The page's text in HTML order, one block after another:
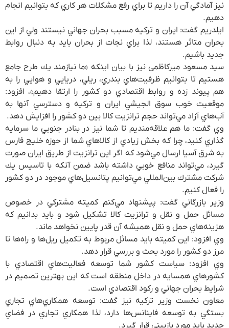
نيز آمادگي آن را داريم تا براي رفع مشكلات هر كاري كه بتوانيم انجام
دهيم.
ايلدريم گفت: ايران و تركيه مسبب بحران جهاني نيستند ولي از اين
بحران متاثر هستند، لذا براي نجات از بحران بايد به دنبال روابط
جديد باشيم.
سید مسعود میرکاظمی نیز با بیان اینکه «ما نيازمند يك طرح جامع
هستيم تا بتوانيم ظرفيت‌هاي بندري، ريلي، دريايي و هوايي را به
هم پيوند زده و روابط اقتصادي دو كشور را ارتقا دهيم»، افزود:
موقعيت خوب سوق الجيشي ايران و تركيه و دسترسي آنها به
آب‌هاي آزاد مي‌تواند حجم ترانزيت كالا بين دو كشور را افزايش دهد.
وي گفت‌: ما هم علاقه‌منديم تا شما نيز در بنادر جنوبي ما سرمايه
گذاري كنيد، چرا كه بخش زيادي از كالاهاي شما از حوزه خليج فارس
به شرق آسيا ارسال مي‌شود كه اگر اين ترانزيت از طريق ايران صورت
گيرد، مي‌تواند منافع خوبي داشته باشد ضمن آنكه با تاسيس يك
شركت مشترك بين‌المللي مي‌توانيم پتانسيل‌هاي موجود در دو كشور
را فعال كنيم.
وزير بازرگاني گفت: پيشنهاد مي‌كنم كميته مشتركي در خصوص
مسائل حمل و نقل و ترانزيت كالا تشكيل شود و بايد بدانيم كه
هزينه‌هاي حمل و نقل هميشه آن قدر پايين نخواهد ماند.
وي افزود: اين كميته بايد مسائل مربوط به تكميل ريل‌ها و راه‌ها تا
مرز دو كشور را مورد بحث و بررسي قرار دهد.
وي افزود: سياست كشور شما توسعه فعاليت‌هاي اقتصادي با
كشورهاي همسايه در داخل منطقه است كه اين بهترين تصميم در
شرايط بحران جهاني و ركود اقتصادي است.
معاون نخست وزير تركيه نيز گفت: توسعه همكاري‌هاي تجاري
بستگي به توسعه فاينانس‌ها دارد، لذا همكاري تجاري در فضاي
جديد بايد مورد بازبيني قرار گيرد.